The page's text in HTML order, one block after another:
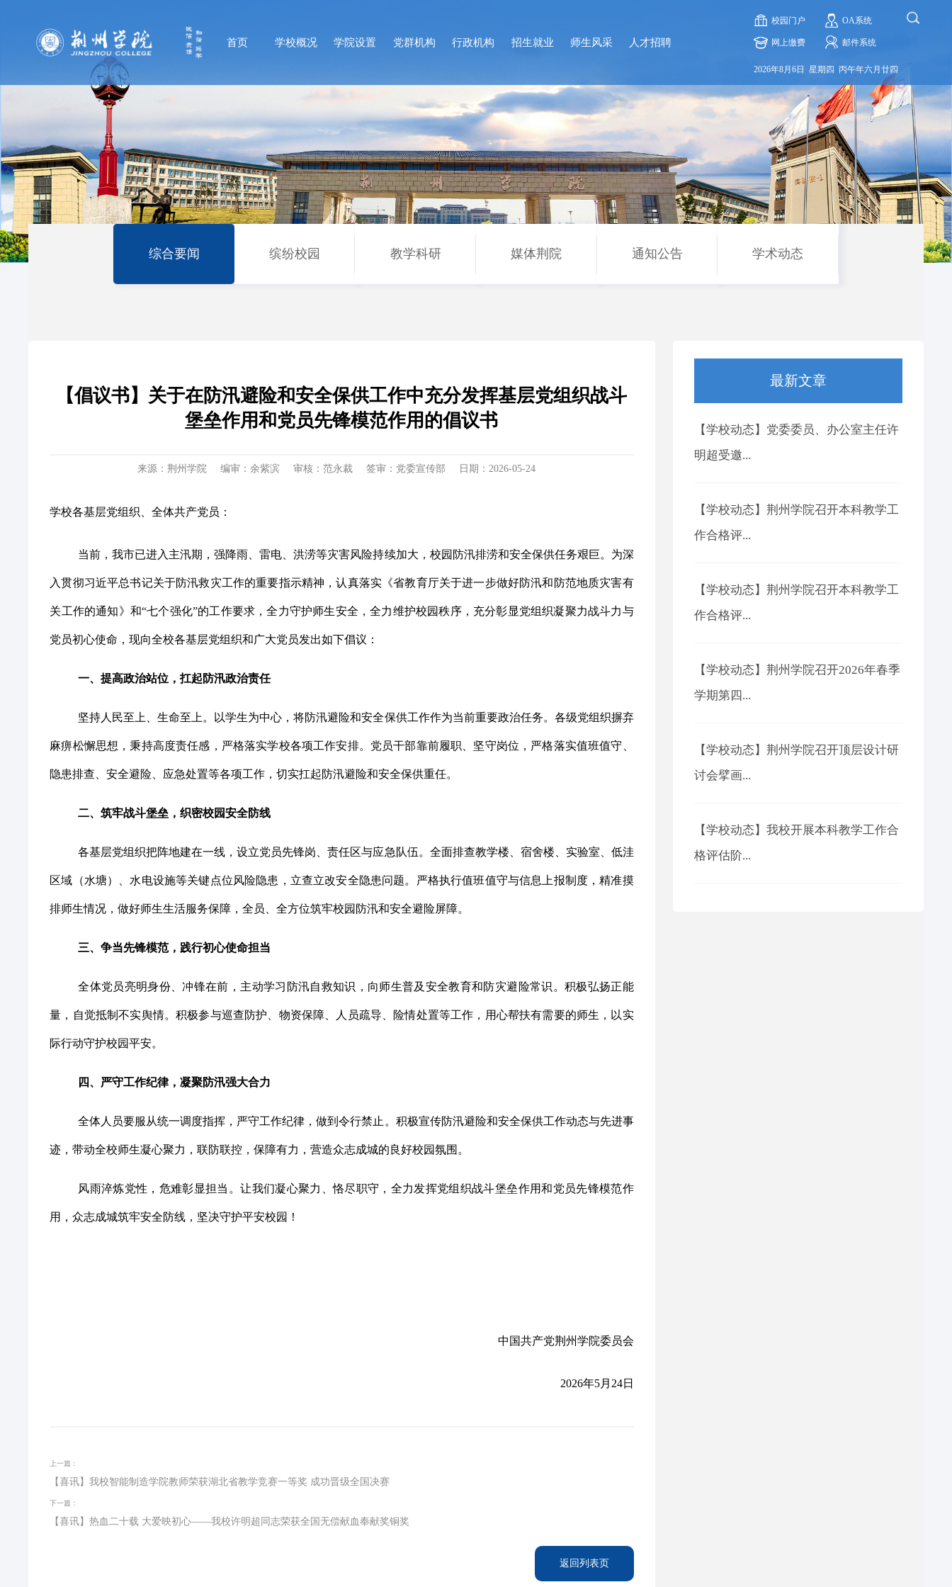
首页 学校概况 学院设置 党群机构 行政机构 招生就业 师生风采 人才招聘
校园门户 OA系统
网上缴费 邮件系统
2026年8月6日 星期四 丙午年六月廿四
综合要闻 缤纷校园 教学科研 媒体荆院 通知公告 学术动态
【倡议书】关于在防汛避险和安全保供工作中充分发挥基层党组织战斗
堡垒作用和党员先锋模范作用的倡议书
来源：荆州学院 编审：余紫滨 审核：范永裁 签审：党委宣传部 日期：2026-05-24
学校各基层党组织、全体共产党员：
当前，我市已进入主汛期，强降雨、雷电、洪涝等灾害风险持续加大，校园防汛排涝和安全保供任务艰巨。为深
入贯彻习近平总书记关于防汛救灾工作的重要指示精神，认真落实《省教育厅关于进一步做好防汛和防范地质灾害有
关工作的通知》和“七个强化”的工作要求，全力守护师生安全，全力维护校园秩序，充分彰显党组织凝聚力战斗力与
党员初心使命，现向全校各基层党组织和广大党员发出如下倡议：
一、提高政治站位，扛起防汛政治责任
坚持人民至上、生命至上。以学生为中心，将防汛避险和安全保供工作作为当前重要政治任务。各级党组织摒弃
麻痹松懈思想，秉持高度责任感，严格落实学校各项工作安排。党员干部靠前履职、坚守岗位，严格落实值班值守、
隐患排查、安全避险、应急处置等各项工作，切实扛起防汛避险和安全保供重任。
二、筑牢战斗堡垒，织密校园安全防线
各基层党组织把阵地建在一线，设立党员先锋岗、责任区与应急队伍。全面排查教学楼、宿舍楼、实验室、低洼
区域（水塘）、水电设施等关键点位风险隐患，立查立改安全隐患问题。严格执行值班值守与信息上报制度，精准摸
排师生情况，做好师生生活服务保障，全员、全方位筑牢校园防汛和安全避险屏障。
三、争当先锋模范，践行初心使命担当
全体党员亮明身份、冲锋在前，主动学习防汛自救知识，向师生普及安全教育和防灾避险常识。积极弘扬正能
量，自觉抵制不实舆情。积极参与巡查防护、物资保障、人员疏导、险情处置等工作，用心帮扶有需要的师生，以实
际行动守护校园平安。
四、严守工作纪律，凝聚防汛强大合力
全体人员要服从统一调度指挥，严守工作纪律，做到令行禁止。积极宣传防汛避险和安全保供工作动态与先进事
迹，带动全校师生凝心聚力，联防联控，保障有力，营造众志成城的良好校园氛围。
风雨淬炼党性，危难彰显担当。让我们凝心聚力、恪尽职守，全力发挥党组织战斗堡垒作用和党员先锋模范作
用，众志成城筑牢安全防线，坚决守护平安校园！
中国共产党荆州学院委员会
2026年5月24日
上一篇：
【喜讯】我校智能制造学院教师荣获湖北省教学竞赛一等奖 成功晋级全国决赛
下一篇：
【喜讯】热血二十载 大爱映初心——我校许明超同志荣获全国无偿献血奉献奖铜奖
返回列表页
最新文章
【学校动态】党委委员、办公室主任许
明超受邀...
【学校动态】荆州学院召开本科教学工
作合格评...
【学校动态】荆州学院召开本科教学工
作合格评...
【学校动态】荆州学院召开2026年春季
学期第四...
【学校动态】荆州学院召开顶层设计研
讨会擘画...
【学校动态】我校开展本科教学工作合
格评估阶...